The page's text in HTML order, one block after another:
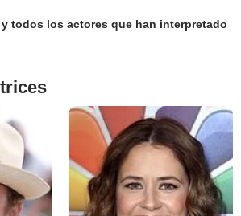
todos los actores que han interpretado